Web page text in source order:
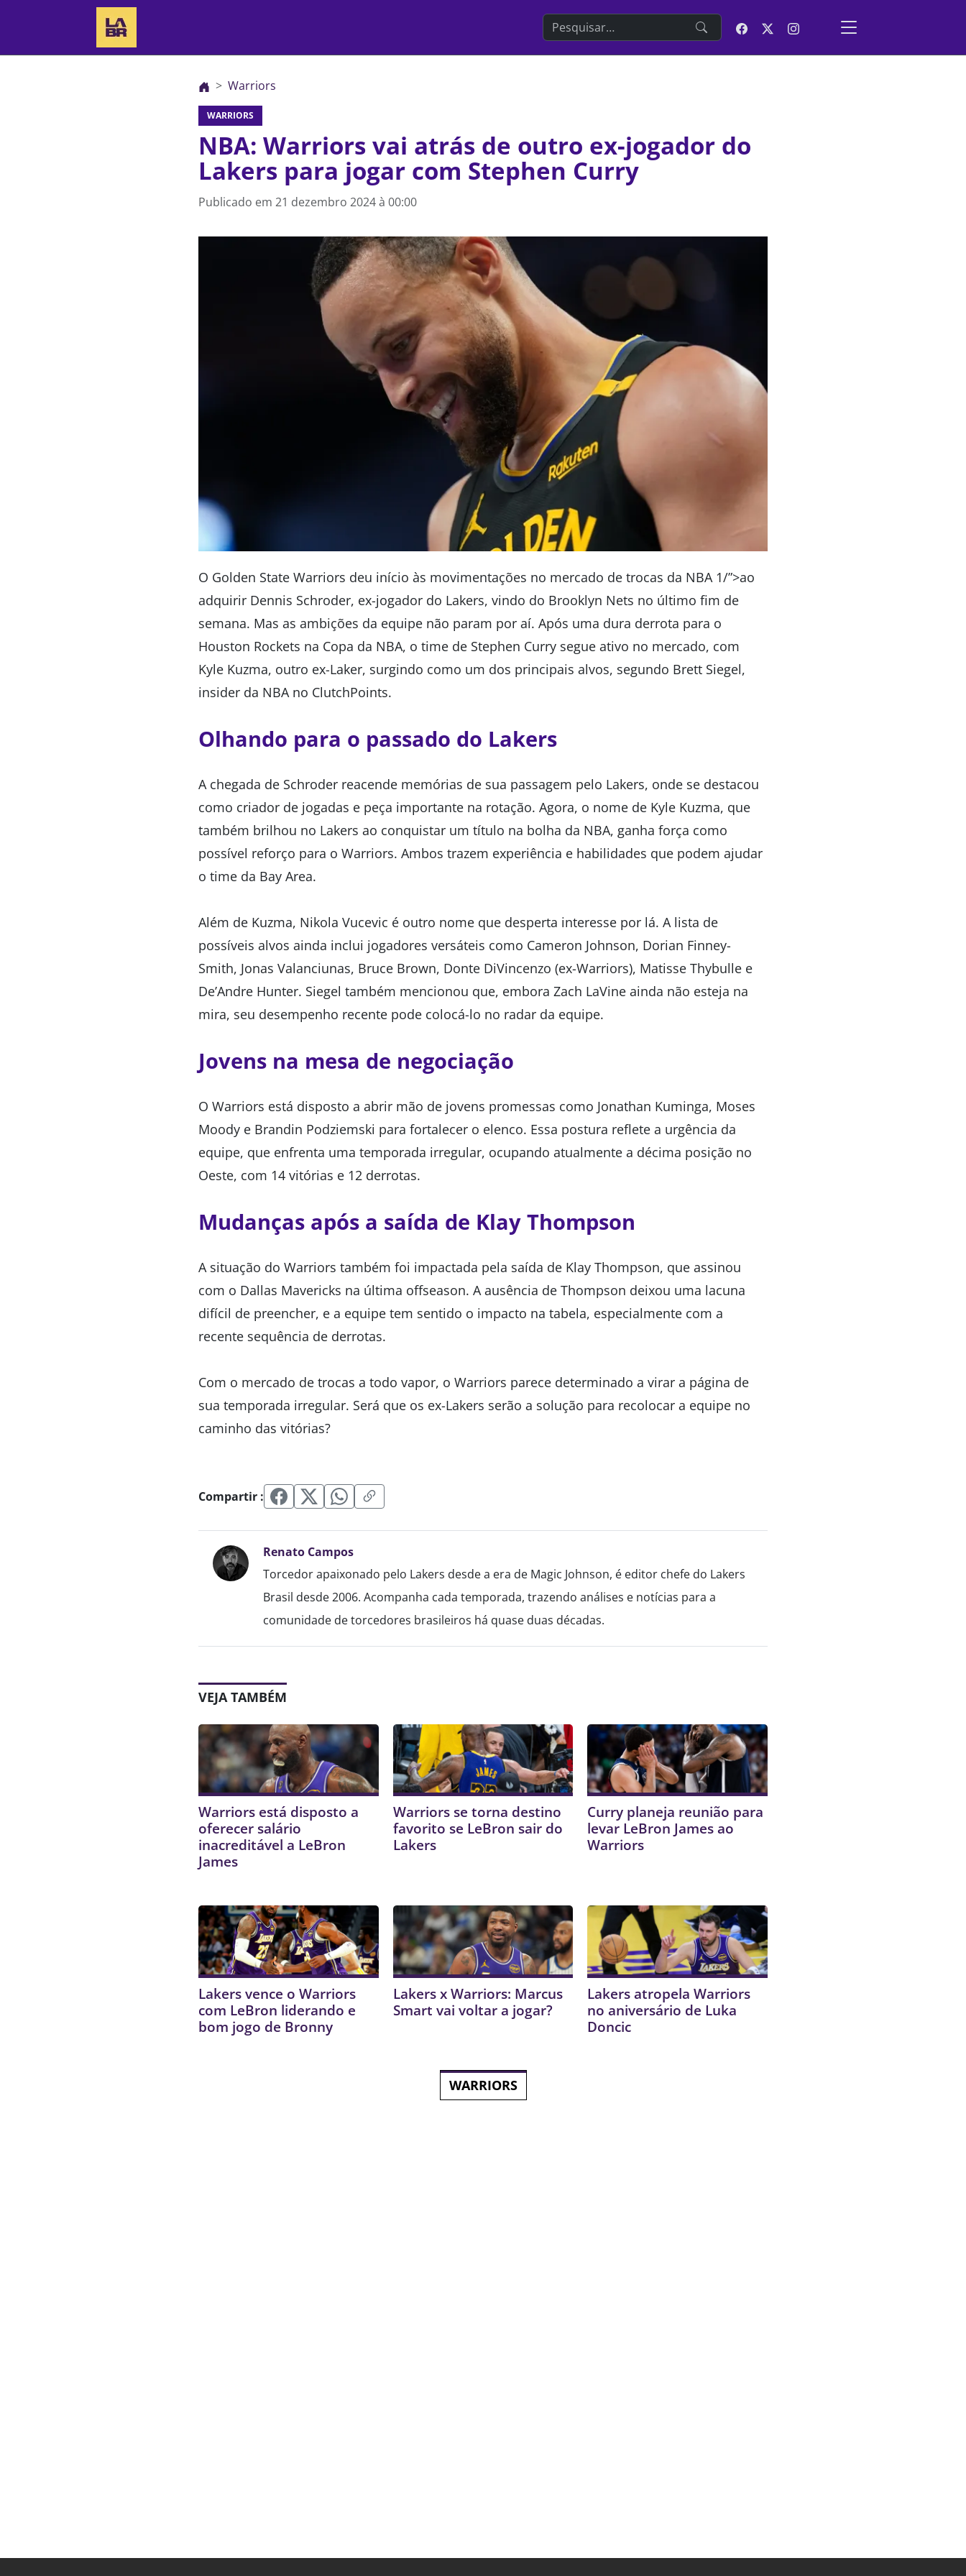
Search the website
Warriors
WARRIORS
NBA: Warriors vai atrás de outro ex-jogador do
Lakers para jogar com Stephen Curry
Publicado em 21 dezembro 2024 à 00:00
O Golden State Warriors deu início às movimentações no mercado de trocas da NBA 1/”>ao
adquirir Dennis Schroder, ex-jogador do Lakers, vindo do Brooklyn Nets no último fim de
semana. Mas as ambições da equipe não param por aí. Após uma dura derrota para o
Houston Rockets na Copa da NBA, o time de Stephen Curry segue ativo no mercado, com
Kyle Kuzma, outro ex-Laker, surgindo como um dos principais alvos, segundo Brett Siegel,
insider da NBA no ClutchPoints.
Olhando para o passado do Lakers
A chegada de Schroder reacende memórias de sua passagem pelo Lakers, onde se destacou
como criador de jogadas e peça importante na rotação. Agora, o nome de Kyle Kuzma, que
também brilhou no Lakers ao conquistar um título na bolha da NBA, ganha força como
possível reforço para o Warriors. Ambos trazem experiência e habilidades que podem ajudar
o time da Bay Area.
Além de Kuzma, Nikola Vucevic é outro nome que desperta interesse por lá. A lista de
possíveis alvos ainda inclui jogadores versáteis como Cameron Johnson, Dorian Finney-
Smith, Jonas Valanciunas, Bruce Brown, Donte DiVincenzo (ex-Warriors), Matisse Thybulle e
De’Andre Hunter. Siegel também mencionou que, embora Zach LaVine ainda não esteja na
mira, seu desempenho recente pode colocá-lo no radar da equipe.
Jovens na mesa de negociação
O Warriors está disposto a abrir mão de jovens promessas como Jonathan Kuminga, Moses
Moody e Brandin Podziemski para fortalecer o elenco. Essa postura reflete a urgência da
equipe, que enfrenta uma temporada irregular, ocupando atualmente a décima posição no
Oeste, com 14 vitórias e 12 derrotas.
Mudanças após a saída de Klay Thompson
A situação do Warriors também foi impactada pela saída de Klay Thompson, que assinou
com o Dallas Mavericks na última offseason. A ausência de Thompson deixou uma lacuna
difícil de preencher, e a equipe tem sentido o impacto na tabela, especialmente com a
recente sequência de derrotas.
Com o mercado de trocas a todo vapor, o Warriors parece determinado a virar a página de
sua temporada irregular. Será que os ex-Lakers serão a solução para recolocar a equipe no
caminho das vitórias?
Compartir :
Renato Campos
Torcedor apaixonado pelo Lakers desde a era de Magic Johnson, é editor chefe do Lakers
Brasil desde 2006. Acompanha cada temporada, trazendo análises e notícias para a
comunidade de torcedores brasileiros há quase duas décadas.
VEJA TAMBÉM
Warriors está disposto a
oferecer salário
inacreditável a LeBron
James
Warriors se torna destino
favorito se LeBron sair do
Lakers
Curry planeja reunião para
levar LeBron James ao
Warriors
Lakers vence o Warriors
com LeBron liderando e
bom jogo de Bronny
Lakers x Warriors: Marcus
Smart vai voltar a jogar?
Lakers atropela Warriors
no aniversário de Luka
Doncic
WARRIORS